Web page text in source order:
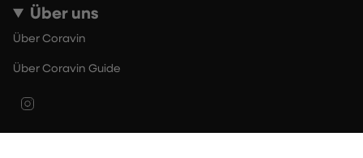
Über uns
Über Coravin
Über Coravin Guide